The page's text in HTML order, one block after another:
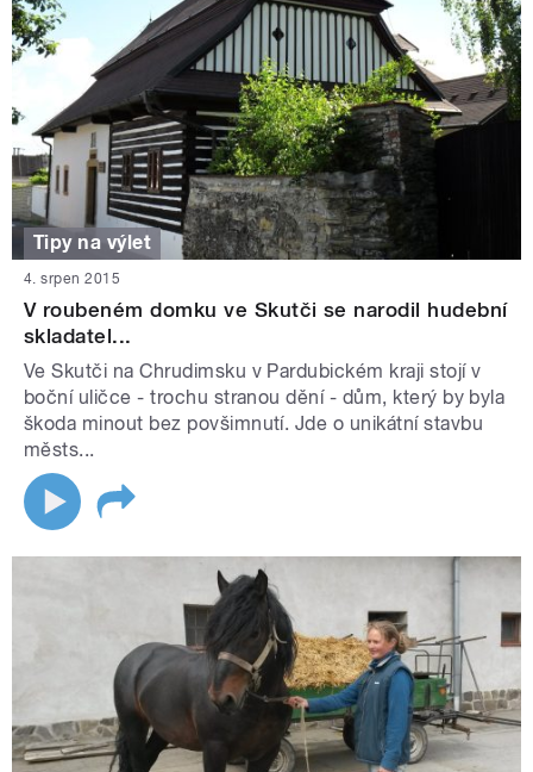
Tipy na výlet
4. srpen 2015
V roubeném domku ve Skutči se narodil hudební
skladatel...
Ve Skutči na Chrudimsku v Pardubickém kraji stojí v
boční uličce - trochu stranou dění - dům, který by byla
škoda minout bez povšimnutí. Jde o unikátní stavbu
městs...